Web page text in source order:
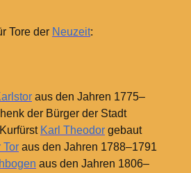
Tore der Neuzeit:
aus den Jahren 1775–
der Bürger der Stadt
Karl Theodorgebaut
Toraus den Jahren 1788–1791
aus den Jahren 1806–